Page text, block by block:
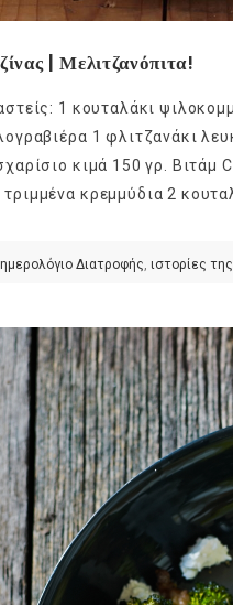
| Μελιτζανόπιτα!
1 κουταλάκι
1 φλιτζανάκι
κιμά 150 γρ. Βιτάμ
κρεμμύδια 2
ημερολόγιο Διατροφής, ιστορίες
λαχανικά; Γνωρίζεις τη
Σύμφωνα με τους
αυτοί που μελετούν τα
είναι το μέρος του φυτού
αναπτύσσεται από.